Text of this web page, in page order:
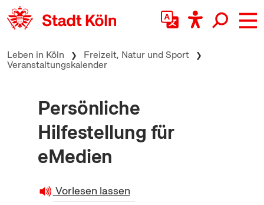
zum Inhalt springen
Leben in Köln
Freizeit, Natur und Sport
Veranstaltungskalender
Persönliche
Hilfestellung für
eMedien
Vorlesen lassen